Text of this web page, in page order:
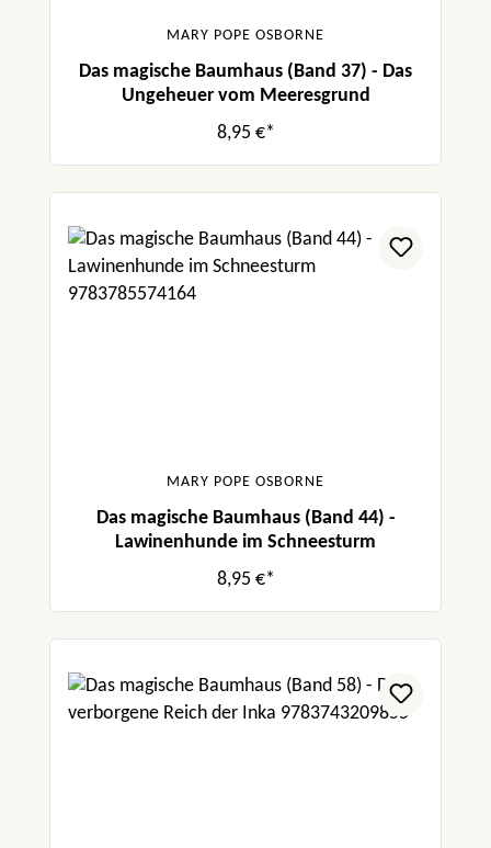
MARY POPE OSBORNE
Das magische Baumhaus (Band 37) - Das
Ungeheuer vom Meeresgrund
8,95 €*
MARY POPE OSBORNE
Das magische Baumhaus (Band 44) -
Lawinenhunde im Schneesturm
8,95 €*